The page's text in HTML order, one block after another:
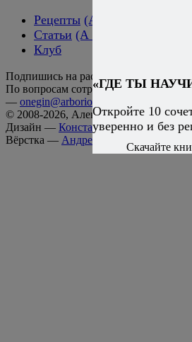
Рецепты (А → Я)
Статьи (А → Я)
Клуб
Подпишись на рассылку!
По вопросам сотрудничества и
— onegin@arborio.ru
© 2008-2026, Алексей Онегин
Дизайн — Константин Копачинский
Вёрстка — Андрей Тюрин
«ГДЕ ТЫ
Откройте 10
уверенно и без
Скачайте